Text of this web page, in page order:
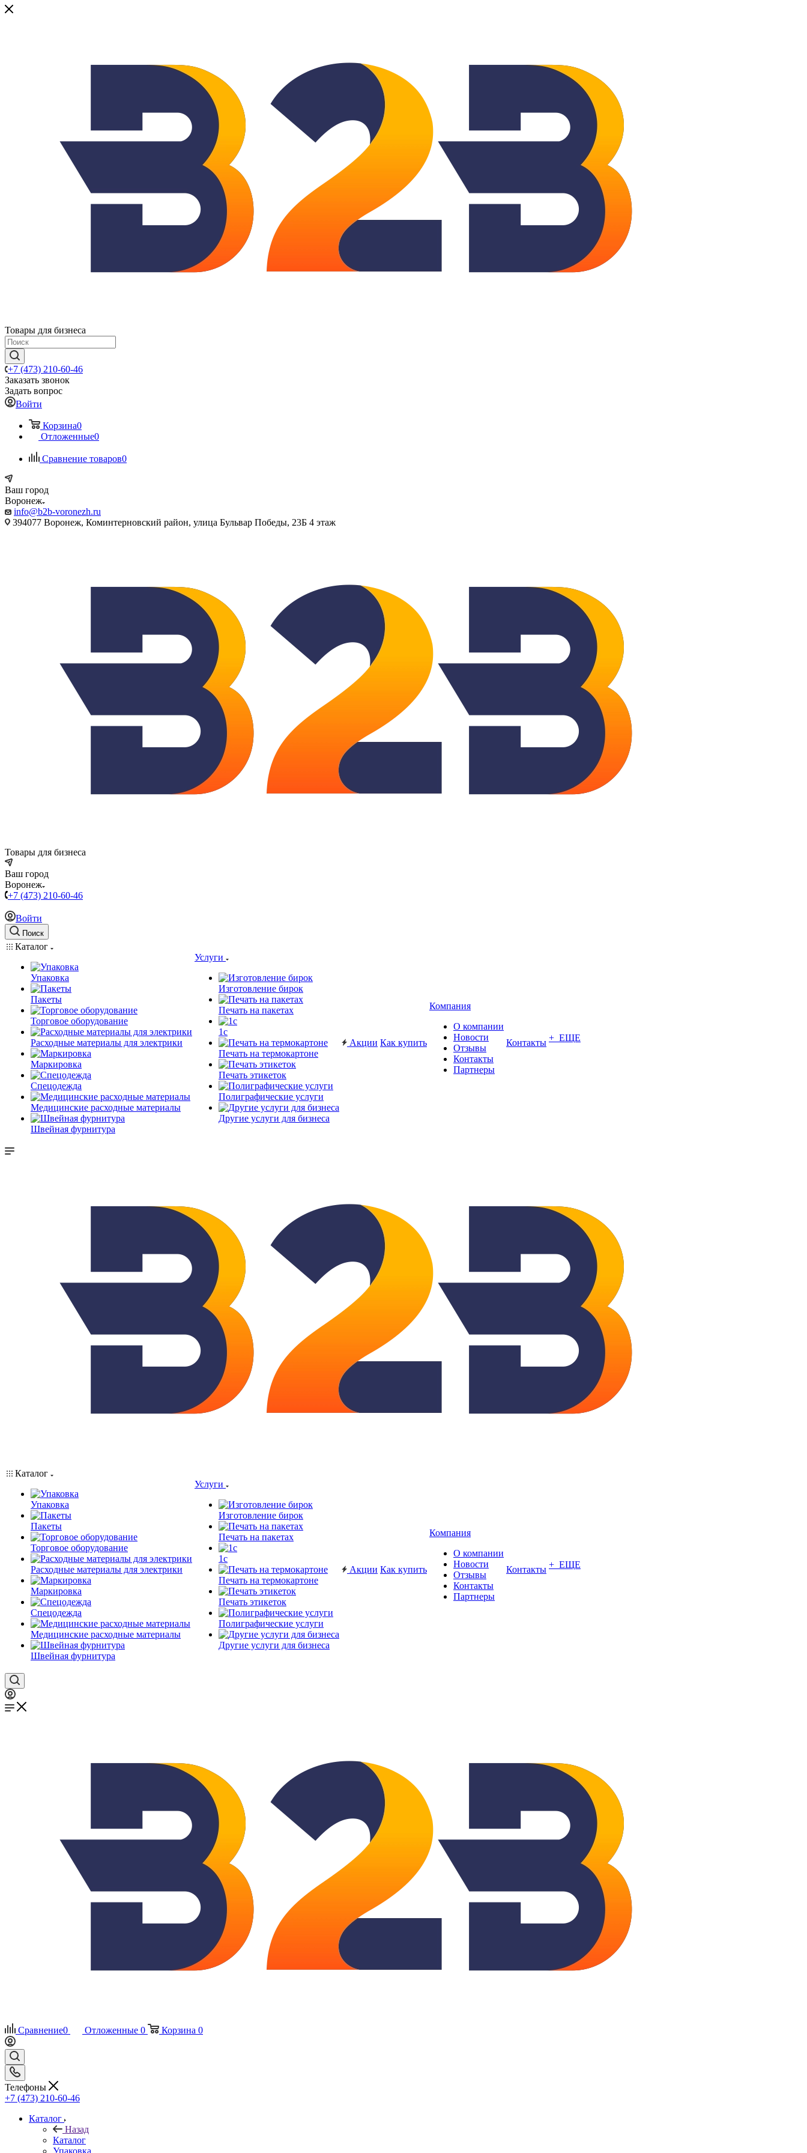
Товары для бизнеса
+7 (473) 210-60-46
Заказать звонок
Задать вопрос
Войти
Корзина0
Отложенные0
Сравнение товаров0
Ваш город
Воронеж
info@b2b-voronezh.ru
394077 Воронеж, Коминтерновский район, улица Бульвар Победы, 23Б​ 4 этаж
Товары для бизнеса
Ваш город
Воронеж
+7 (473) 210-60-46
Войти
Поиск
Каталог
Упаковка
Пакеты
Торговое оборудование
Расходные материалы для электрики
Маркировка
Спецодежда
Медицинские расходные материалы
Швейная фурнитура
Услуги
Изготовление бирок
Печать на пакетах
1c
Печать на термокартоне
Печать этикеток
Полиграфические услуги
Другие услуги для бизнеса
Акции Как купить
Компания
О компании
Новости
Отзывы
Контакты
Партнеры
Контакты + ЕЩЕ
Каталог
Упаковка
Пакеты
Торговое оборудование
Расходные материалы для электрики
Маркировка
Спецодежда
Медицинские расходные материалы
Швейная фурнитура
Услуги
Изготовление бирок
Печать на пакетах
1c
Печать на термокартоне
Печать этикеток
Полиграфические услуги
Другие услуги для бизнеса
Акции Как купить
Компания
О компании
Новости
Отзывы
Контакты
Партнеры
Контакты + ЕЩЕ
Сравнение0 Отложенные 0 Корзина 0
Телефоны
+7 (473) 210-60-46
Каталог
Назад
Каталог
Упаковка